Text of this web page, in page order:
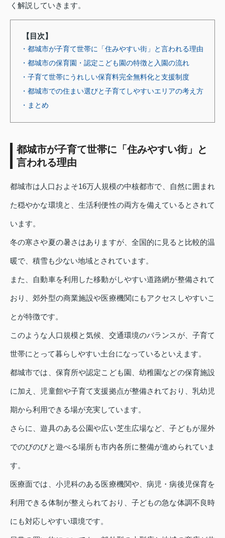
く解説していきます。
【目次】
・都城市が子育て世帯に「住みやすい街」と言われる理由
・都城市の保育園・認定こども園の特徴と入園の流れ
・子育て世帯にうれしい保育料完全無料化と支援制度
・都城市での住まい選びと子育てしやすいエリアの考え方
・まとめ
都城市が子育て世帯に「住みやすい街」と
言われる理由
都城市は人口およそ16万人規模の中核都市で、自然に囲まれ
た穏やかな環境と、生活利便性の両方を備えているとされて
います。
冬の寒さや夏の暑さはありますが、全国的に見ると比較的温
暖で、積雪も少ない地域とされています。
また、自動車を利用した移動がしやすい道路網が整備されて
おり、郊外型の商業施設や医療機関にもアクセスしやすいこ
とが特徴です。
このような人口規模と気候、交通環境のバランスが、子育て
世帯にとって暮らしやすい土台になっているといえます。
都城市では、保育所や認定こども園、幼稚園などの保育施設
に加え、児童館や子育て支援拠点が整備されており、乳幼児
期から利用できる場が充実しています。
さらに、遊具のある公園や広い芝生広場など、子どもが屋外
でのびのびと遊べる場所も市内各所に整備が進められていま
す。
医療面では、小児科のある医療機関や、病児・病後児保育を
利用できる体制が整えられており、子どもの急な体調不良時
にも対応しやすい環境です。